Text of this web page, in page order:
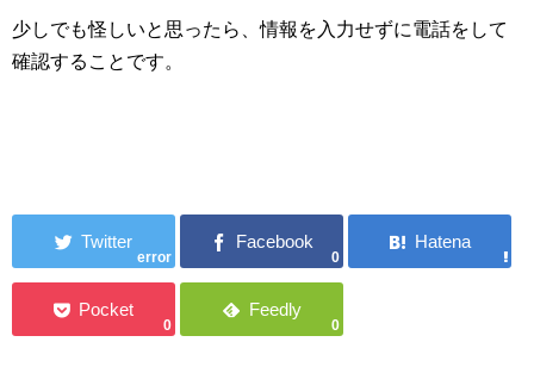
少しでも怪しいと思ったら、情報を入力せずに電話をして
確認することです。
error 0
0 0